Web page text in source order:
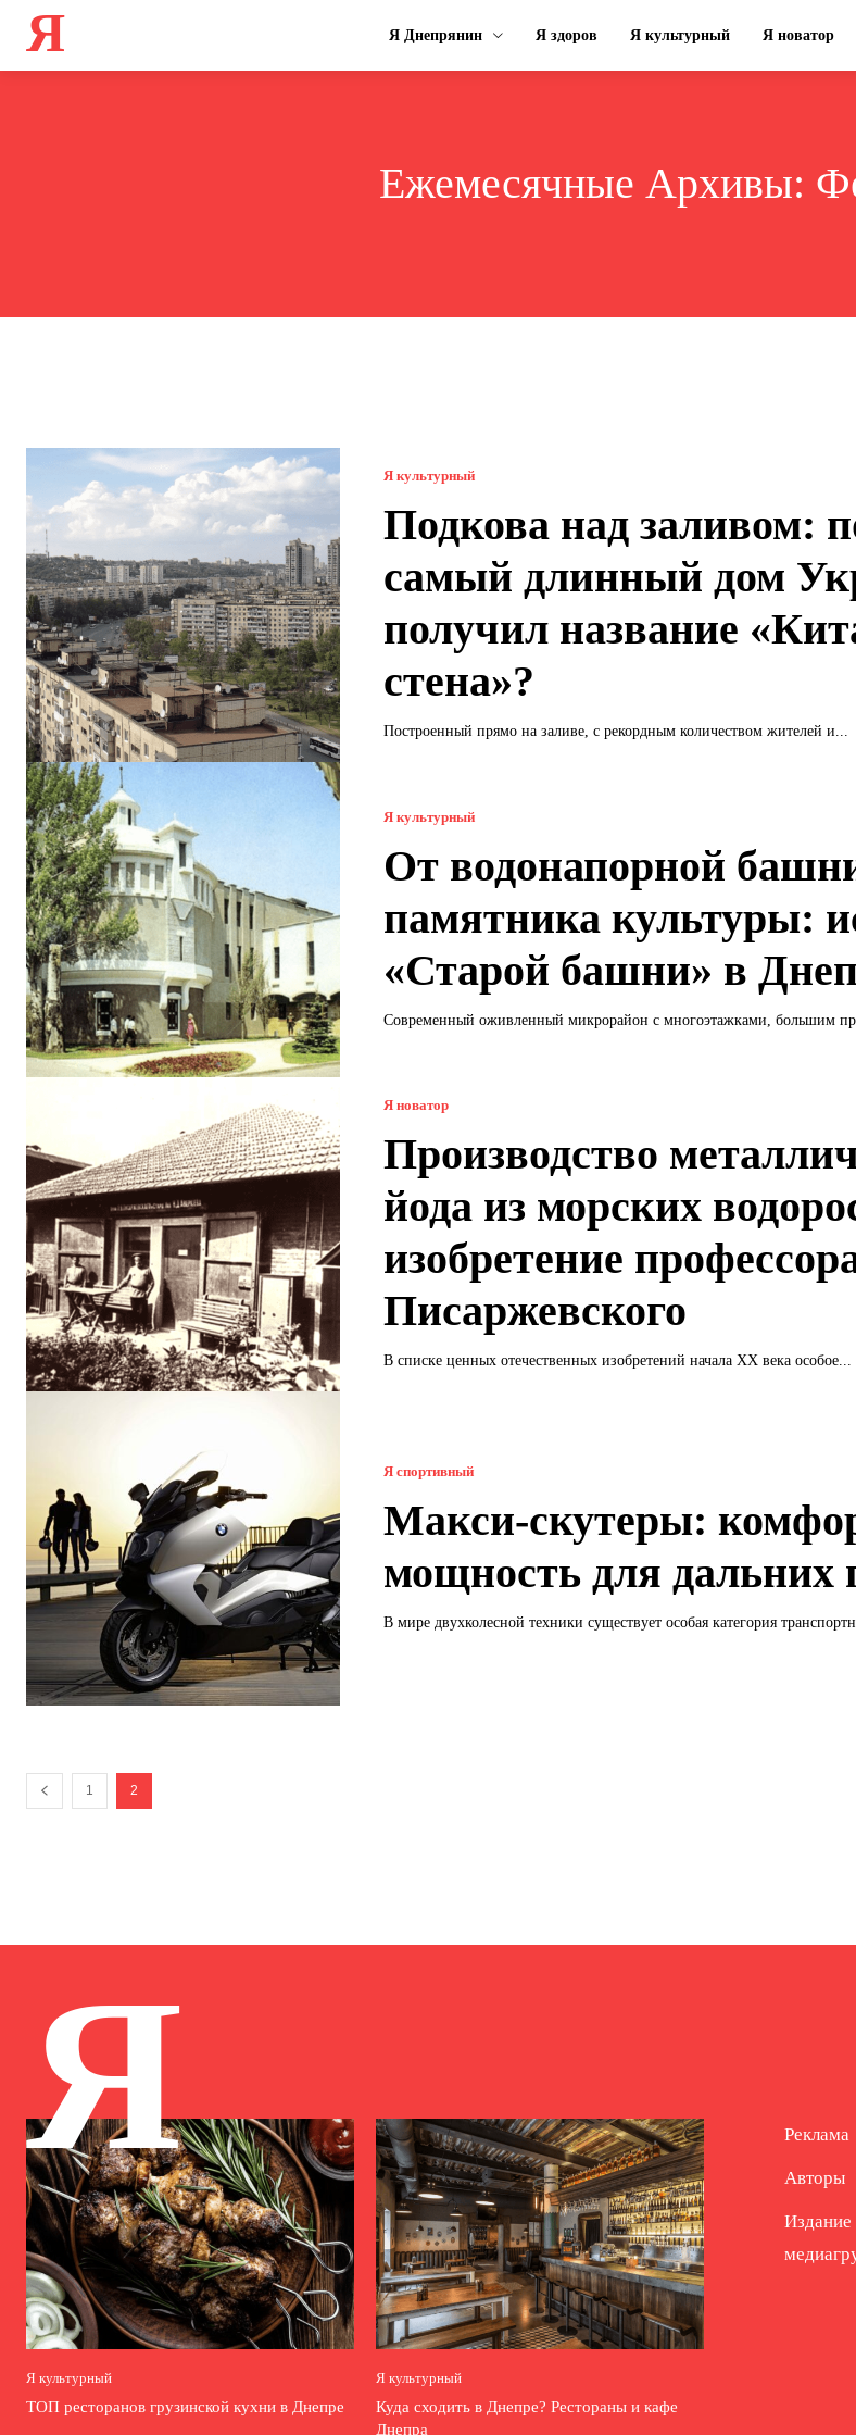
Я Я Днепрянин Я здоров Я культурный Я новатор
Ежемесячные Архивы:
Я культурный
Подкова над заливом:
самый длинный дом
получил название
стена»?
Построенный прямо на заливе, с рекордным количеством жителей и...
Я культурный
От водонапорной
памятника культуры:
«Старой башни» в
Современный оживленный микрорайон с многоэтажками, большим
Я новатор
Производство
йода из морских
изобретение
Писаржевского
В списке ценных отечественных изобретений начала XX века особое...
Я спортивный
Макси-скутеры:
мощность для дальних
В мире двухколесной техники существует особая категория
1 2
Я
Я культурный
ТОП ресторанов грузинской кухни в Днепре
Я культурный
Куда сходить в Днепре? Рестораны и кафе
Днепра
Реклама
Авторы
Издание